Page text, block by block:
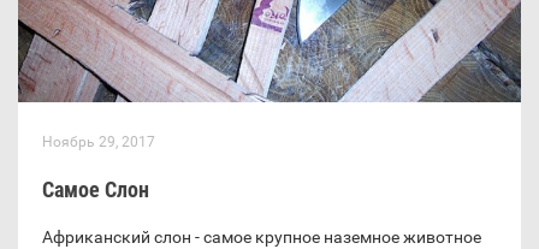
Ноябрь 29, 2017
Самое Слон
Африканский слон - самое крупное наземное животное